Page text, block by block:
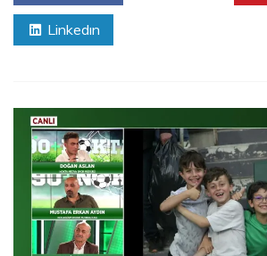
Linkedın